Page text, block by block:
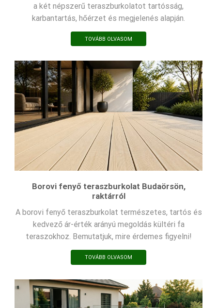
a két népszerű teraszburkolatot tartósság,
karbantartás, hőérzet és megjelenés alapján.
TOVÁBB OLVASOM
Borovi fenyő teraszburkolat Budaörsön,
raktárról
A borovi fenyő teraszburkolat természetes, tartós és
kedvező ár-érték arányú megoldás kültéri fa
teraszokhoz. Bemutatjuk, mire érdemes figyelni!
TOVÁBB OLVASOM